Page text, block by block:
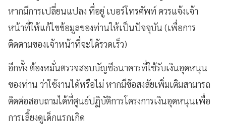
หากมีการเปลี่ยนแปลง ที่อยู่ เบอร์โทรศัพท์ ควรแจ้งเจ้า
หน้าที่ให้แก้ไขข้อมูลของท่านให้เป็นปัจจุบัน (เพื่อการ
ติดตามของเจ้าหน้าที่จะได้รวดเร็ว)
อีกทั้ง ต้องหมั่นตรวจสอบบัญชีธนาคารที่ใช้รับเงินอุดหนุน
ของท่าน ว่าใช้งานได้หรือไม่ หากมีข้อสงสัยเพิ่มเติมสามารถ
ติดต่อสอบถามได้ที่ศูนย์ปฏิบัติการโครงการเงินอุดหนุนเพื่อ
การเลี้ยงดูเด็กแรกเกิด